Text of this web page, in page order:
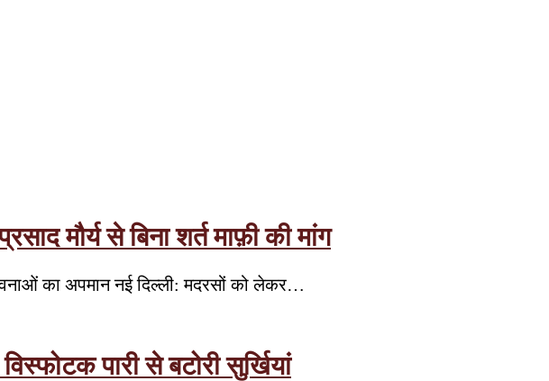
मौर्य से बिना शर्त माफ़ी की मांग
का अपमान नई दिल्ली: मदरसों को लेकर…
पारी से बटोरी सुर्खियां